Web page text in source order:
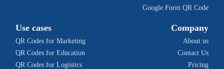
Google Form QR Code
Use cases
QR Codes for Marketing
QR Codes for Education
QR Codes for Logistics
Company
About us
Contact Us
Pricing